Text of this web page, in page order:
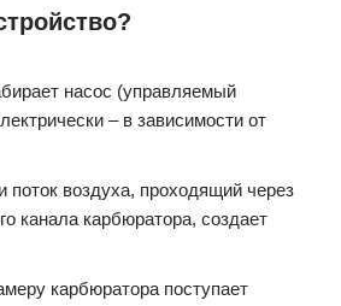
насос (управляемый
– в зависимости от
поток воздуха, проходящий через
канала карбюратора, создает
карбюратора поступает